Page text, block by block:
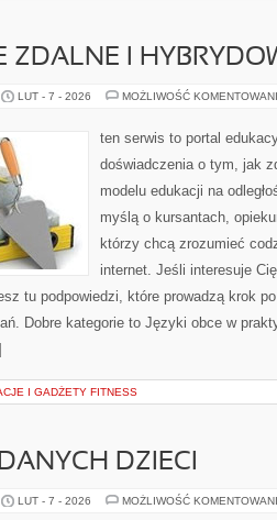
ZDALNE I
LUT - 7 - 2026 MOŻLIWOŚĆ
ten serwis to portal
doświadczenia o tym, jak
modelu edukacji na
myślą o kursantach,
którzy chcą zrozumieć
internet. Jeśli interesuje
tu podpowiedzi, które prowadzą krok
Dobre kategorie to Języki obce w
I GADŻETY FITNESS
DZIECI
LUT - 7 - 2026 MOŻLIWOŚĆ